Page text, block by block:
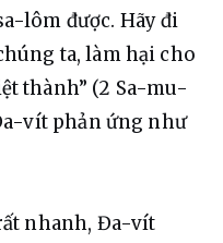
lôm được. Hãy đi
ta, làm hại cho
thành” (2 Sa-mu-
vít phản ứng như
nhanh, Đa-vít